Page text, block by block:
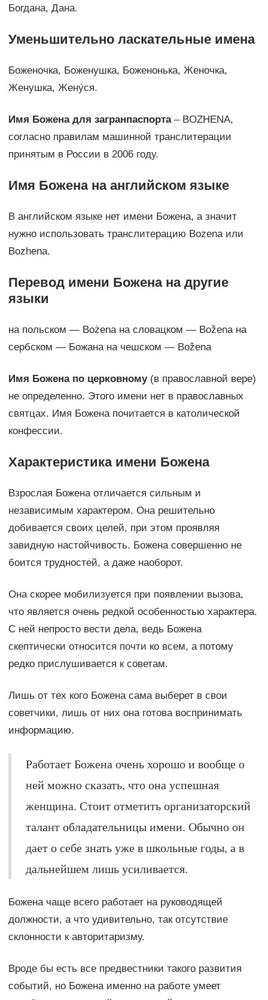
Богдана, Дана.
Уменьшительно ласкательные имена
Боженочка, Боженушка, Боженонька, Женочка,
Женушка, Жену́ся.
Имя Божена для загранпаспорта– BOZHENA,
согласно правилам машинной транслитерации
принятым в России в 2006 году.
Имя Божена на английском языке
В английском языке нет имени Божена, а значит
нужно использовать транслитерацию Bozena или
Bozhena.
Перевод имени Божена на другие
языки
на польском — Bożena на словацком — Božena на
сербском — Божана на чешском — Božena
Имя Божена по церковному(в православной вере)
не определенно. Этого имени нет в православных
святцах. Имя Божена почитается в католической
конфессии.
Характеристика имени Божена
Взрослая Божена отличается сильным и
независимым характером. Она решительно
добивается своих целей, при этом проявляя
завидную настойчивость. Божена совершенно не
боится трудностей, а даже наоборот.
Она скорее мобилизуется при появлении вызова,
что является очень редкой особенностью характера.
С ней непросто вести дела, ведь Божена
скептически относится почти ко всем, а потому
редко прислушивается к советам.
Лишь от тех кого Божена сама выберет в свои
советчики, лишь от них она готова воспринимать
информацию.
Работает Божена очень хорошо и вообще о
ней можно сказать, что она успешная
женщина. Стоит отметить организаторский
талант обладательницы имени. Обычно он
дает о себе знать уже в школьные годы, а в
дальнейшем лишь усиливается.
Божена чаще всего работает на руководящей
должности, а что удивительно, так отсутствие
склонности к авторитаризму.
Вроде бы есть все предвестники такого развития
событий, но Божена именно на работе умеет